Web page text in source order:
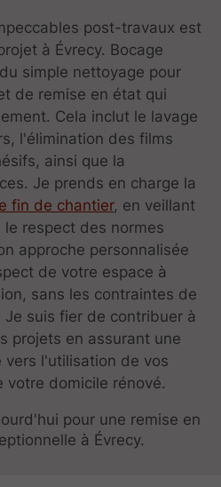
post-travaux est
à Évrecy. Bocage
simple nettoyage pour
de remise en état qui
Cela inclut le lavage
l'élimination des films
ainsi que la
Je prends en charge la
fin de chantier, en veillant
respect des normes
approche personnalisée
de votre espace à
sans les contraintes de
suis fier de contribuer à
projets en assurant une
l'utilisation de vos
votre domicile rénové.
pour une remise en
à Évrecy.